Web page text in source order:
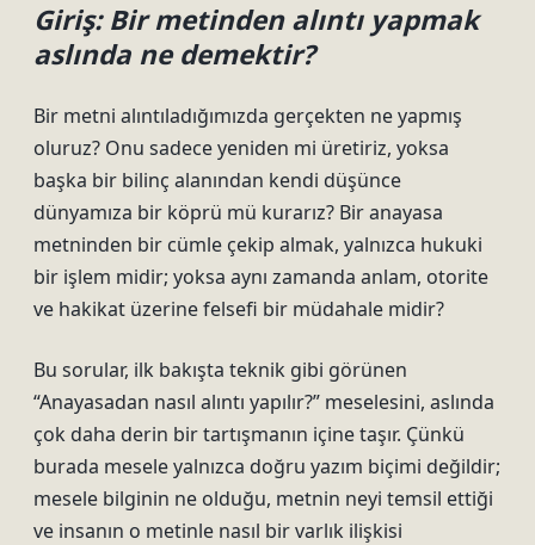
Giriş: Bir metinden alıntı yapmak
aslında ne demektir?
Bir metni alıntıladığımızda gerçekten ne yapmış
oluruz? Onu sadece yeniden mi üretiriz, yoksa
başka bir bilinç alanından kendi düşünce
dünyamıza bir köprü mü kurarız? Bir anayasa
metninden bir cümle çekip almak, yalnızca hukuki
bir işlem midir; yoksa aynı zamanda anlam, otorite
ve hakikat üzerine felsefi bir müdahale midir?
Bu sorular, ilk bakışta teknik gibi görünen
“Anayasadan nasıl alıntı yapılır?” meselesini, aslında
çok daha derin bir tartışmanın içine taşır. Çünkü
burada mesele yalnızca doğru yazım biçimi değildir;
mesele bilginin ne olduğu, metnin neyi temsil ettiği
ve insanın o metinle nasıl bir varlık ilişkisi